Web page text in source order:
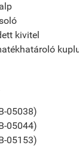
kivitel
05038)
05044)
05153)